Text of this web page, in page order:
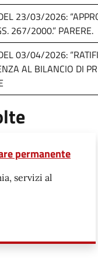
23/03/2026:
267/2000.” PARERE.
03/04/2026:
AL BILANCIO
permanente
servizi al